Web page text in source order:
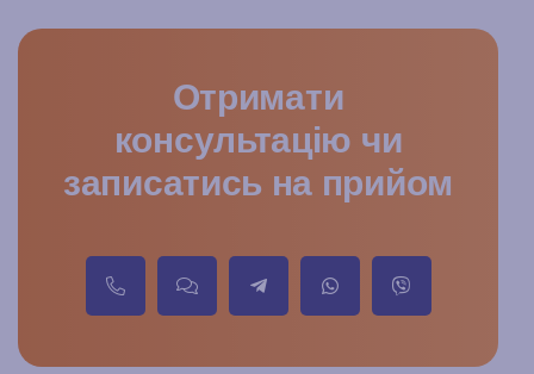
Отримати
консультацію чи
записатись на прийом